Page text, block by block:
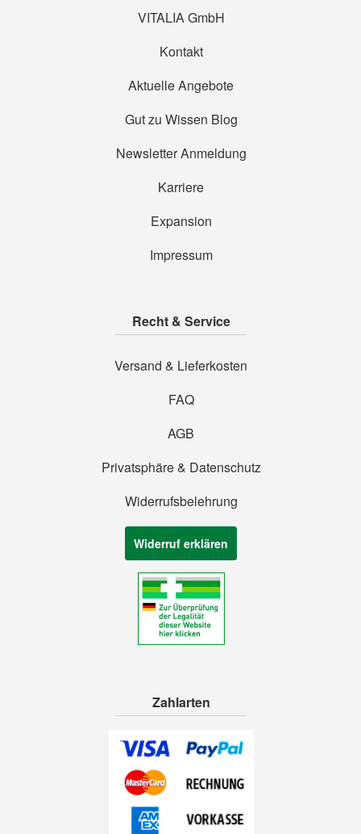
VITALIA GmbH
Kontakt
Aktuelle Angebote
Gut zu Wissen Blog
Newsletter Anmeldung
Karriere
Expansion
Impressum
Recht & Service
Versand & Lieferkosten
FAQ
AGB
Privatsphäre & Datenschutz
Widerrufsbelehrung
Widerruf erklären
Zahlarten